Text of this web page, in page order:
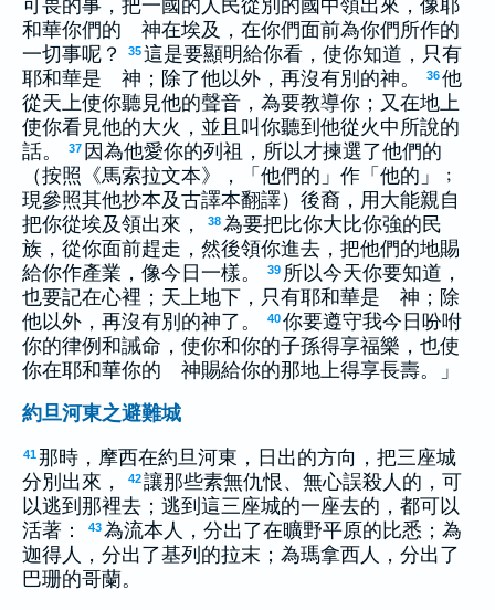
可畏的事，把一國的人民從別的國中領出來，像耶
和華你們的 神在埃及，在你們面前為你們所作的
一切事呢？
35這是要顯明給你看，使你知道，只有
耶和華是 神；除了他以外，再沒有別的神。
36他
從天上使你聽見他的聲音，為要教導你；又在地上
使你看見他的大火，並且叫你聽到他從火中所說的
話。
37 因為他愛你的列祖，所以才揀選了他們的
（按照《馬索拉文本》，「他們的」作「他的」﹔
現參照其他抄本及古譯本翻譯）後裔，用大能親自
把你從埃及領出來，
38為要把比你大比你強的民
族，從你面前趕走，然後領你進去，把他們的地賜
給你作產業，像今日一樣。
39 所以今天你要知道，
也要記在心裡；天上地下，只有耶和華是 神；除
他以外，再沒有別的神了。
40你要遵守我今日吩咐
你的律例和誡命，使你和你的子孫得享福樂，也使
你在耶和華你的 神賜給你的那地上得享長壽。」
約旦河東之避難城
41那時，摩西在約旦河東，日出的方向，把三座城
分別出來，
42讓那些素無仇恨、無心誤殺人的，可
以逃到那裡去；逃到這三座城的一座去的，都可以
活著：
43為流本人，分出了在曠野平原的比悉；為
迦得人，分出了基列的拉末；為瑪拿西人，分出了
巴珊的哥蘭。